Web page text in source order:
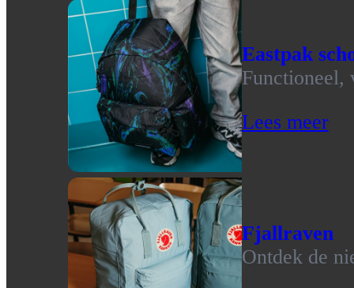
Eastpak
Functioneel,
Lees meer
Fjallraven
Ontdek de